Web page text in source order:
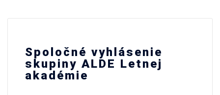
Spoločné vyhlásenie
skupiny ALDE Letnej
akadémie